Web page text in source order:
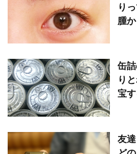
り
腫か
缶
り
宝
友